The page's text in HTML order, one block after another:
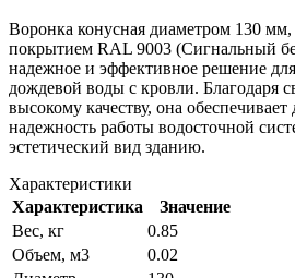
Воронка конусная диаметром 130
покрытием RAL 9003 (Сигнальный
надежное и эффективное решение
дождевой воды с кровли. Благодаря
высокому качеству, она обеспечивает
надежность работы водосточной
эстетический вид зданию.
Характеристики
Характеристика
Значение
Вес, кг
0.85
Объем, м3
0.02